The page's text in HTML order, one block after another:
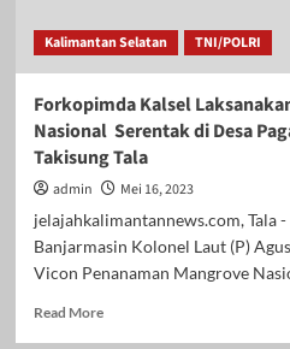
Kalimantan Selatan TNI/POLRI
Forkopimda Kalsel
Nasional Serentak di Desa
Takisung Tala
admin
Mei 16, 2023
jelajahkalimantannews.com, Tala
Banjarmasin Kolonel Laut (P)
Vicon Penanaman Mangrove
Read MoreRead